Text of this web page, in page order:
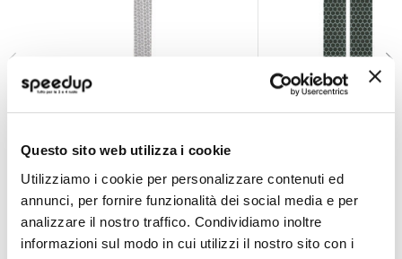
Questo sito web utilizza i cookie
Utilizziamo i cookie per personalizzare contenuti ed
annunci, per fornire funzionalità dei social media e per
analizzare il nostro traffico. Condividiamo inoltre
informazioni sul modo in cui utilizzi il nostro sito con i
Adesivi rifrangenti Diamond - GAT
GAT
14,85 €
Adesivi rifrangenti -
12,45 €
CONSEGNA IN 48H